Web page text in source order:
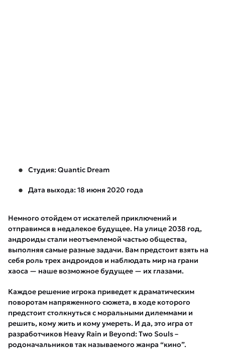
Студия: Quantic Dream
Дата выхода: 18 июня 2020 года
Немного отойдем от искателей приключений и
отправимся в недалекое будущее. На улице 2038 год,
андроиды стали неотъемлемой частью общества,
выполняя самые разные задачи. Вам предстоит взять на
себя роль трех андроидов и наблюдать мир на грани
хаоса — наше возможное будущее — их глазами.
Каждое решение игрока приведет к драматическим
поворотам напряженного сюжета, в ходе которого
предстоит столкнуться с моральными дилеммами и
решить, кому жить и кому умереть. И да, это игра от
разработчиков Heavy Rain и Beyond: Two Souls –
родоначальников так называемого жанра “кино”.